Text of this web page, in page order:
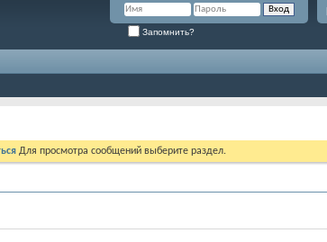
Запомнить?
Для просмотра сообщений выберите раздел.